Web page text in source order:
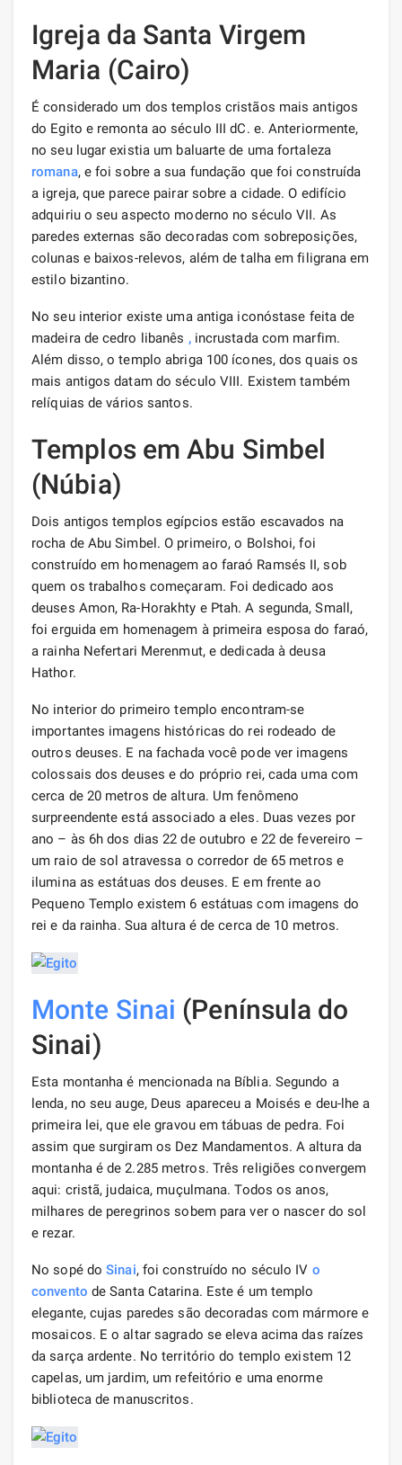
Igreja da Santa Virgem
Maria (Cairo)
É considerado um dos templos cristãos mais antigos
do Egito e remonta ao século III dC. e. Anteriormente,
no seu lugar existia um baluarte de uma fortaleza
romana, e foi sobre a sua fundação que foi construída
a igreja, que parece pairar sobre a cidade. O edifício
adquiriu o seu aspecto moderno no século VII. As
paredes externas são decoradas com sobreposições,
colunas e baixos-relevos, além de talha em filigrana em
estilo bizantino.
No seu interior existe uma antiga iconóstase feita de
madeira de cedro libanês ,incrustada com marfim.
Além disso, o templo abriga 100 ícones, dos quais os
mais antigos datam do século VIII. Existem também
relíquias de vários santos.
Templos em Abu Simbel
(Núbia)
Dois antigos templos egípcios estão escavados na
rocha de Abu Simbel. O primeiro, o Bolshoi, foi
construído em homenagem ao faraó Ramsés II, sob
quem os trabalhos começaram. Foi dedicado aos
deuses Amon, Ra-Horakhty e Ptah. A segunda, Small,
foi erguida em homenagem à primeira esposa do faraó,
a rainha Nefertari Merenmut, e dedicada à deusa
Hathor.
No interior do primeiro templo encontram-se
importantes imagens históricas do rei rodeado de
outros deuses. E na fachada você pode ver imagens
colossais dos deuses e do próprio rei, cada uma com
cerca de 20 metros de altura. Um fenômeno
surpreendente está associado a eles. Duas vezes por
ano – às 6h dos dias 22 de outubro e 22 de fevereiro –
um raio de sol atravessa o corredor de 65 metros e
ilumina as estátuas dos deuses. E em frente ao
Pequeno Templo existem 6 estátuas com imagens do
rei e da rainha. Sua altura é de cerca de 10 metros.
Monte Sinai (Península do
Sinai)
Esta montanha é mencionada na Bíblia. Segundo a
lenda, no seu auge, Deus apareceu a Moisés e deu-lhe a
primeira lei, que ele gravou em tábuas de pedra. Foi
assim que surgiram os Dez Mandamentos. A altura da
montanha é de 2.285 metros. Três religiões convergem
aqui: cristã, judaica, muçulmana. Todos os anos,
milhares de peregrinos sobem para ver o nascer do sol
e rezar.
No sopé doSinai, foi construído no século IV o
convento de Santa Catarina. Este é um templo
elegante, cujas paredes são decoradas com mármore e
mosaicos. E o altar sagrado se eleva acima das raízes
da sarça ardente. No território do templo existem 12
capelas, um jardim, um refeitório e uma enorme
biblioteca de manuscritos.